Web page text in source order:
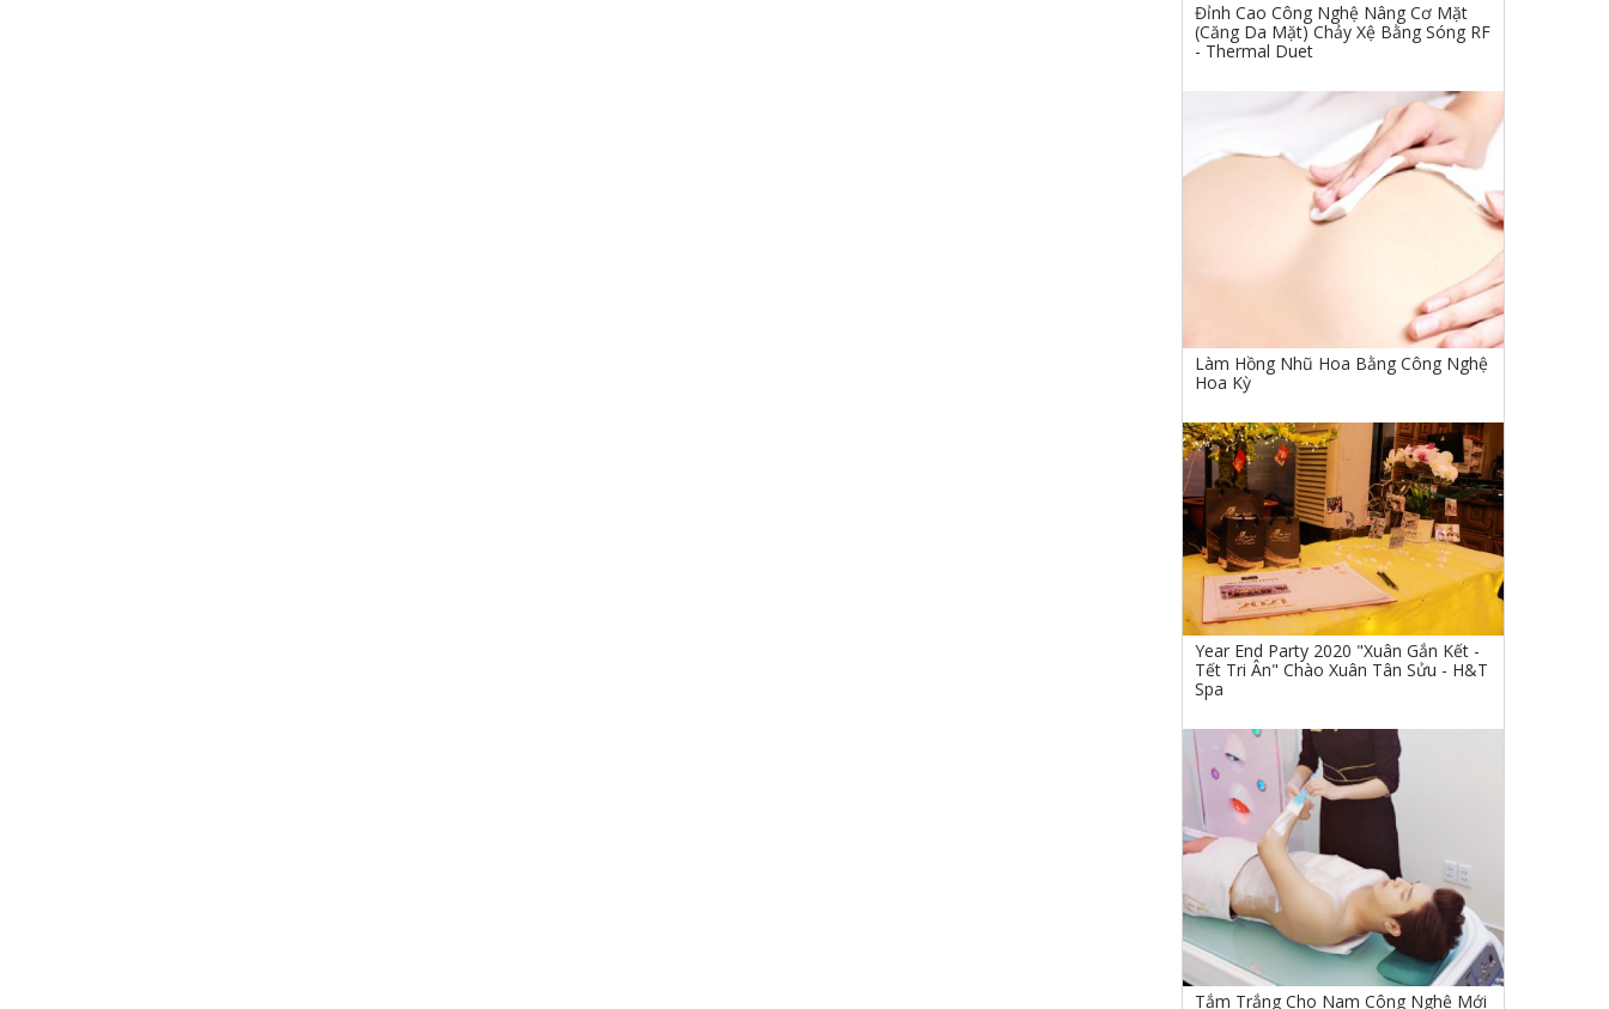
Đỉnh Cao Công Nghệ Nâng Cơ Mặt
(Căng Da Mặt) Chảy Xệ Bằng Sóng RF
- Thermal Duet
Làm Hồng Nhũ Hoa Bằng Công Nghệ
Hoa Kỳ
Year End Party 2020 "Xuân Gắn Kết -
Tết Tri Ân" Chào Xuân Tân Sửu - H&T
Spa
Tắm Trắng Cho Nam Công Nghệ Mới